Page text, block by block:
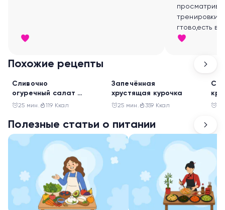
тренировки-
гтово,есть
заниматься:)
Похожие рецепты
Обед
Сливочно
огуречный салат с
котлетами из
25 мин. 119 Ккал
Обед
Запечённая
хрустящая курочка
25 мин. 359 Ккал
и
Полезные статьи о питании